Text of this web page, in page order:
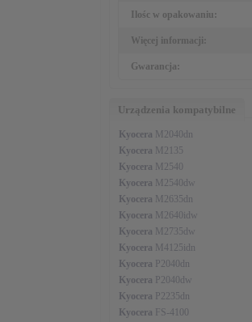
Ilośc w opakowaniu:
Więcej informacji:
Gwarancja:
Urządzenia kompatybilne
Kyocera M2040dn
Kyocera M2135
Kyocera M2540
Kyocera M2540dw
Kyocera M2635dn
Kyocera M2640idw
Kyocera M2735dw
Kyocera M4125idn
Kyocera P2040dn
Kyocera P2040dw
Kyocera P2235dn
Kyocera FS-4100